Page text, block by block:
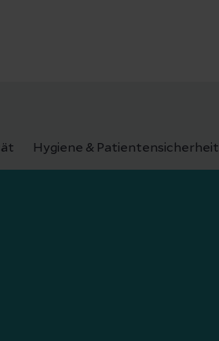
Hygiene & Patientensicherheit